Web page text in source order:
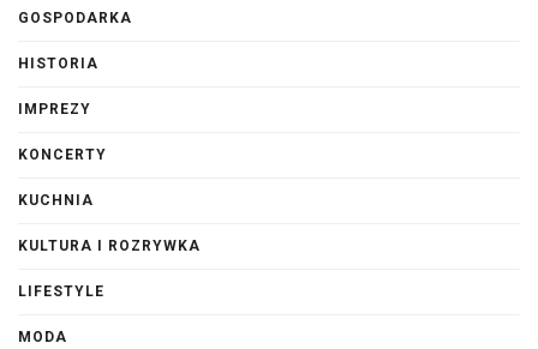
GOSPODARKA
HISTORIA
IMPREZY
KONCERTY
KUCHNIA
KULTURA I ROZRYWKA
LIFESTYLE
MODA